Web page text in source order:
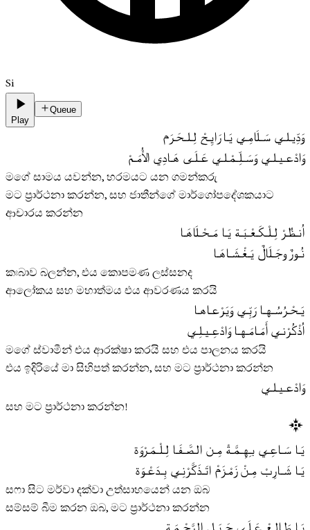
Si
Play
Queue
وَدِّيـلـي سَـلَامِـي يَـا رَايِـحْ لِـلـحَـرَم
وَادْعـيـلـي وَسَـلِّـمْـلـي عَـلَـى هَـادِي الأُمَـمْ
මගේ සාමය යවන්න, හරමයට යන ගමන්කරු
මට ප‍්‍රාර්ථනා කරන්න, සහ ජාතීන්ගේ මාර්ගෝපදේශකයාට
ආචාරය කරන්න
اُنـظُـرْ لِـلْـكَـعْـبَـة يَـا مَـحْـلَاهَـا
نُـورٌ وجَـلَالٌ يَـغْـشَـاهَـا
කඃබාව බලන්න, එය කොපමණ ලස්සනද
ආලෝකය සහ මහාත්මය එය ආවරණය කරයි
يَـحْـرُسُـهـا رَبِّـي وَيَـرْعـاهـا
اُذْكُـرْنـي أَمَـامَـهـا وَادْعِـيـلِـي
මගේ ස්වාමීන් එය ආරක්ෂා කරයි සහ එය පාලනය කරයි
එය ඉදිරියේ මා සිහිපත් කරන්න, සහ මට ප‍්‍රාර්ථනා කරන්න
وَادْعـيـلـي
සහ මට ප‍්‍රාර්ථනා කරන්න!
يَـا سَـاعِـي بـِهِـمَّـةْ مِـن الـصَّـفَـا لِـلْـمَـرْوَة
يَـا شَـارِبْ مِـنْ زَمْـزَمْ اتَـذَكَّـرْنِـي بِـدَعْـوَة
සෆා සිට මර්වා දක්වා උත්සාහයෙන් යන ඔබ
සම්සම් බීම කරන ඔබ, මට ප‍්‍රාර්ථනා කරන්න